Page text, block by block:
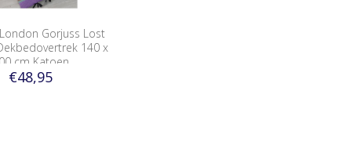
Gorjuss Lost
140 x
cm Katoen
€48,95